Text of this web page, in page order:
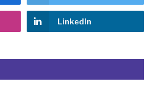
LinkedIn